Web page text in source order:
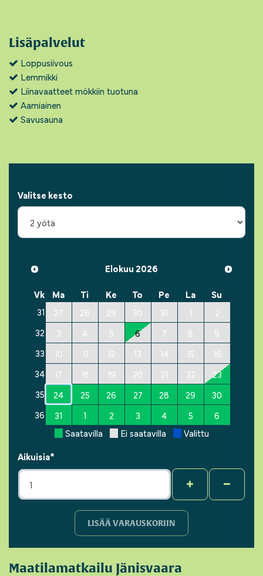
Lisäpalvelut
Loppusiivous
Lemmikki
Liinavaatteet mökkiin tuotuna
Aamiainen
Savusauna
Valitse kesto
Elokuu 2026
Vk
Ma Ti Ke To Pe La
Su
31
27 28 29 30 31 1
2
32
3 4 5 6 7 8
9
33
10 11 12 13 14 15
16
34
17 18 19 20 21 22
23
35
24 25 26 27 28 29
30
36
31 1 2 3 4 5
6
Saatavilla
Ei saatavilla
Valittu
Aikuisia*
LISÄÄ VARAUSKORIIN
Maatilamatkailu Jänisvaara